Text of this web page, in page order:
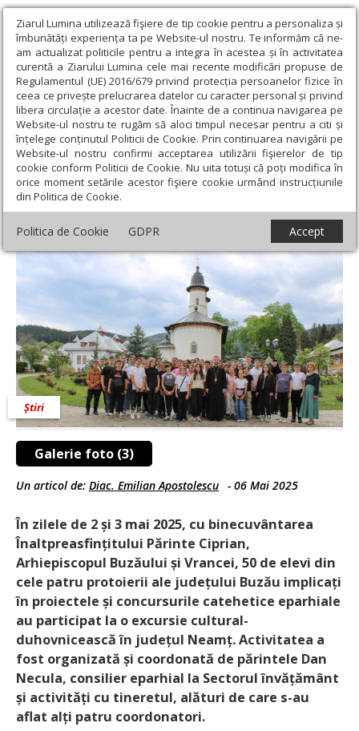
Ziarul Lumina utilizează fişiere de tip cookie pentru a personaliza și
îmbunătăți experiența ta pe Website-ul nostru. Te informăm că ne-
am actualizat politicile pentru a integra în acestea și în activitatea
curentă a Ziarului Lumina cele mai recente modificări propuse de
Regulamentul (UE) 2016/679 privind protecția persoanelor fizice în
ceea ce privește prelucrarea datelor cu caracter personal și privind
libera circulație a acestor date. Înainte de a continua navigarea pe
Website-ul nostru te rugăm să aloci timpul necesar pentru a citi și
înțelege conținutul Politicii de Cookie. Prin continuarea navigării pe
Website-ul nostru confirmi acceptarea utilizării fişierelor de tip
cookie conform Politicii de Cookie. Nu uita totuși că poți modifica în
orice moment setările acestor fişiere cookie urmând instrucțiunile
din Politica de Cookie.
Politica de Cookie GDPR Accept
Ziarul Lumina › Actualitate religioasă › Știri › Peregrinare în
inima Moldovei istorice cu 50 de tineri buzoieni
Peregrinare în inima Moldovei istorice cu
50 de tineri buzoieni
Galerie foto (3)
Știri
Un articol de: Diac. Emilian Apostolescu - 06 Mai 2025
În zilele de 2 și 3 mai 2025, cu binecuvântarea
Înaltprea­sfin­țitului Părinte Ciprian,
Arhiepiscopul Buzăului și Vrancei, 50 de elevi din
cele patru protoierii ale județului Buzău implicați
în proiectele și concursurile catehetice eparhiale
au participat la o excursie cultural-
duhovnicească în județul Neamț. Activitatea a
fost organizată și coordonată de părintele Dan
Necula, consilier eparhial la Sectorul învățământ
și activități cu tineretul, alături de care s-au
aflat alți patru coordonatori.